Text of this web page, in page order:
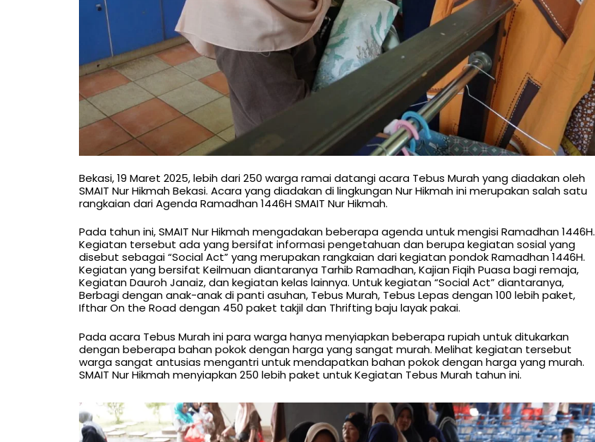
Bekasi, 19 Maret 2025, lebih dari 250 warga ramai datangi acara Tebus Murah yang diadakan oleh
SMAIT Nur Hikmah Bekasi. Acara yang diadakan di lingkungan Nur Hikmah ini merupakan salah satu
rangkaian dari Agenda Ramadhan 1446H SMAIT Nur Hikmah.
Pada tahun ini, SMAIT Nur Hikmah mengadakan beberapa agenda untuk mengisi Ramadhan 1446H.
Kegiatan tersebut ada yang bersifat informasi pengetahuan dan berupa kegiatan sosial yang
disebut sebagai “Social Act” yang merupakan rangkaian dari kegiatan pondok Ramadhan 1446H.
Kegiatan yang bersifat Keilmuan diantaranya Tarhib Ramadhan, Kajian Fiqih Puasa bagi remaja,
Kegiatan Dauroh Janaiz, dan kegiatan kelas lainnya. Untuk kegiatan “Social Act” diantaranya,
Berbagi dengan anak-anak di panti asuhan, Tebus Murah, Tebus Lepas dengan 100 lebih paket,
Ifthar On the Road dengan 450 paket takjil dan Thrifting baju layak pakai.
Pada acara Tebus Murah ini para warga hanya menyiapkan beberapa rupiah untuk ditukarkan
dengan beberapa bahan pokok dengan harga yang sangat murah. Melihat kegiatan tersebut
warga sangat antusias mengantri untuk mendapatkan bahan pokok dengan harga yang murah.
SMAIT Nur Hikmah menyiapkan 250 lebih paket untuk Kegiatan Tebus Murah tahun ini.